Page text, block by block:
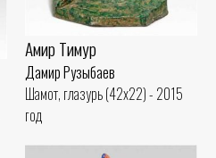
Амир Тимур
Дамир Рузыбаев
Шамот, глазурь (42x22) - 2015
год